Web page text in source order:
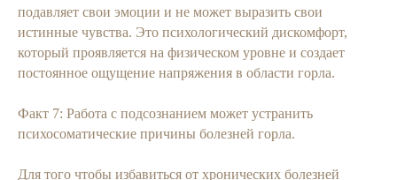
подавляет свои эмоции и не может выразить свои
истинные чувства. Это психологический дискомфорт,
который проявляется на физическом уровне и создает
постоянное ощущение напряжения в области горла.
Факт 7: Работа с подсознанием может устранить
психосоматические причины болезней горла.
Для того чтобы избавиться от хронических болезней